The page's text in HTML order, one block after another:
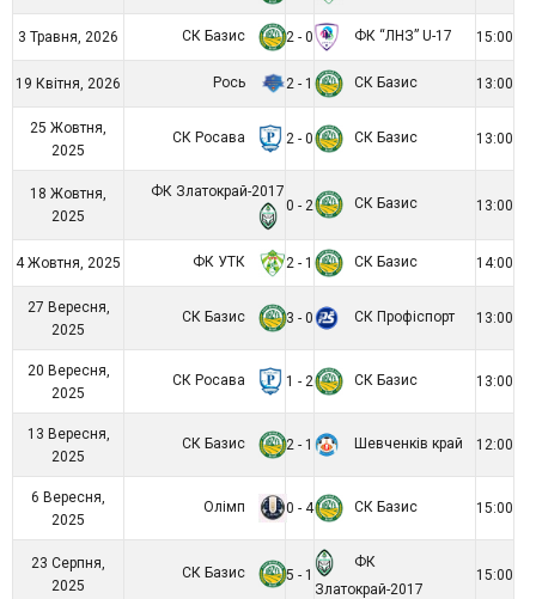
3 Травня, 2026 СК Базис 2 - 0 ФК “ЛНЗ” U-17 15:00
19 Квітня, 2026 Рось 2 - 1 СК Базис 13:00
25 Жовтня,
2025
СК Росава 2 - 0 СК Базис 13:00
18 Жовтня,
2025
ФК Златокрай-2017
0 - 2
СК Базис 13:00
4 Жовтня, 2025 ФК УТК 2 - 1 СК Базис 14:00
27 Вересня,
2025
СК Базис 3 - 0 СК Профіспорт 13:00
20 Вересня,
2025
СК Росава 1 - 2 СК Базис 13:00
13 Вересня,
2025
СК Базис 2 - 1 Шевченків край 12:00
6 Вересня,
2025
Олімп 0 - 4 СК Базис 15:00
23 Серпня,
2025
СК Базис 5 - 1
ФК
Златокрай-2017
15:00